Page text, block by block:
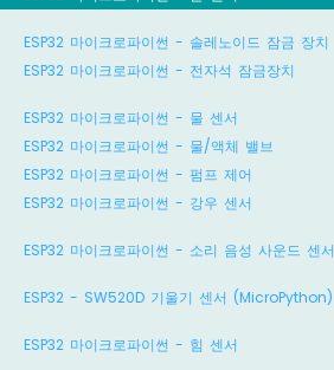
ESP32 마이크로파이썬 - 솔레노이드 잠금 장치
ESP32 마이크로파이썬 - 전자석 잠금장치
ESP32 마이크로파이썬 - 물 센서
ESP32 마이크로파이썬 - 물/액체 밸브
ESP32 마이크로파이썬 - 펌프 제어
ESP32 마이크로파이썬 - 강우 센서
ESP32 마이크로파이썬 - 소리 음성 사운드 센서
ESP32 - SW520D 기울기 센서 (MicroPython)
ESP32 마이크로파이썬 - 힘 센서